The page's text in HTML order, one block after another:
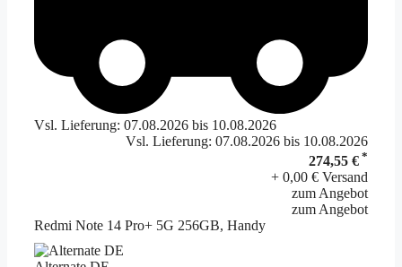
Vsl. Lieferung: 07.08.2026 bis 10.08.2026
Vsl. Lieferung: 07.08.2026 bis 10.08.2026
274,55 € *
+ 0,00 € Versand
zum Angebot
zum Angebot
Redmi Note 14 Pro+ 5G 256GB, Handy